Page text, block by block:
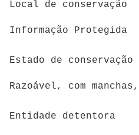
Local de conservação
Informação Protegida
Estado de conservação
Razoável, com
Entidade detentora